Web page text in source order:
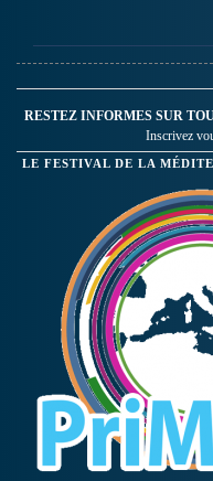
RESTEZ INFORMES SUR
Inscrivez
LE FESTIVAL DE LA